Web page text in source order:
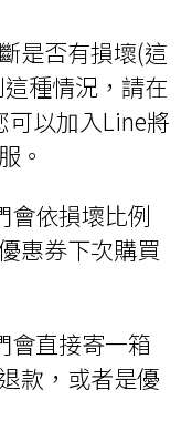
是否有損壞(這
種情況，請在
可以加入Line將
。
會依損壞比例
惠券下次購買
會直接寄一箱
款，或者是優